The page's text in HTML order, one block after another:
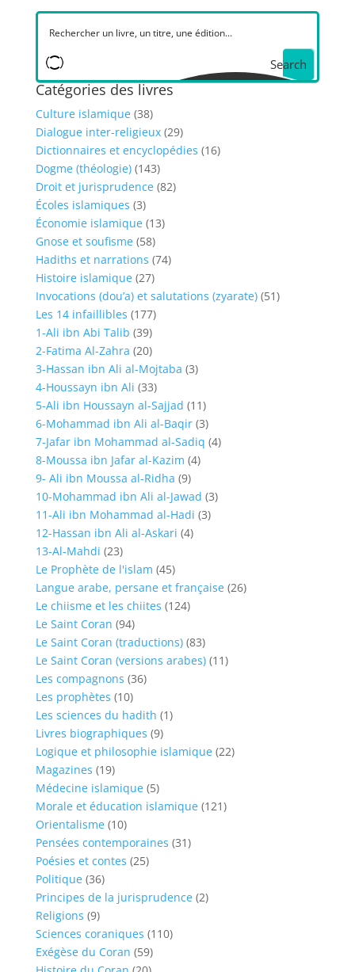
Search
Catégories des livres
Culture islamique (38)
Dialogue inter-religieux (29)
Dictionnaires et encyclopédies (16)
Dogme (théologie) (143)
Droit et jurisprudence (82)
Écoles islamiques (3)
Économie islamique (13)
Gnose et soufisme (58)
Hadiths et narrations (74)
Histoire islamique (27)
Invocations (dou’a) et salutations (zyarate) (51)
Les 14 infaillibles (177)
1-Ali ibn Abi Talib (39)
2-Fatima Al-Zahra (20)
3-Hassan ibn Ali al-Mojtaba (3)
4-Houssayn ibn Ali (33)
5-Ali ibn Houssayn al-Sajjad (11)
6-Mohammad ibn Ali al-Baqir (3)
7-Jafar ibn Mohammad al-Sadiq (4)
8-Moussa ibn Jafar al-Kazim (4)
9- Ali ibn Moussa al-Ridha (9)
10-Mohammad ibn Ali al-Jawad (3)
11-Ali ibn Mohammad al-Hadi (3)
12-Hassan ibn Ali al-Askari (4)
13-Al-Mahdi (23)
Le Prophète de l'islam (45)
Langue arabe, persane et française (26)
Le chiisme et les chiites (124)
Le Saint Coran (94)
Le Saint Coran (traductions) (83)
Le Saint Coran (versions arabes) (11)
Les compagnons (36)
Les prophètes (10)
Les sciences du hadith (1)
Livres biographiques (9)
Logique et philosophie islamique (22)
Magazines (19)
Médecine islamique (5)
Morale et éducation islamique (121)
Orientalisme (10)
Pensées contemporaines (31)
Poésies et contes (25)
Politique (36)
Principes de la jurisprudence (2)
Religions (9)
Sciences coraniques (110)
Exégèse du Coran (59)